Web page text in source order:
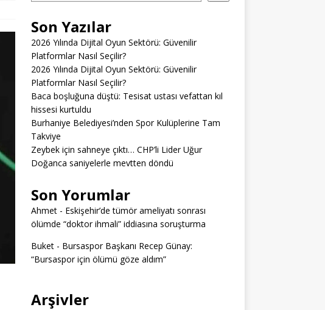
Son Yazılar
2026 Yılında Dijital Oyun Sektörü: Güvenilir
Platformlar Nasıl Seçilir?
2026 Yılında Dijital Oyun Sektörü: Güvenilir
Platformlar Nasıl Seçilir?
Baca boşluğuna düştü: Tesisat ustası vefattan kıl
hissesi kurtuldu
Burhaniye Belediyesi’nden Spor Kulüplerine Tam
Takviye
Zeybek için sahneye çıktı… CHP’li Lider Uğur
Doğanca saniyelerle mevtten döndü
Son Yorumlar
Ahmet- Eskişehir’de tümör ameliyatı sonrası
ölümde “doktor ihmali” iddiasına soruşturma
Buket- Bursaspor Başkanı Recep Günay:
“Bursaspor için ölümü göze aldım”
Arşivler